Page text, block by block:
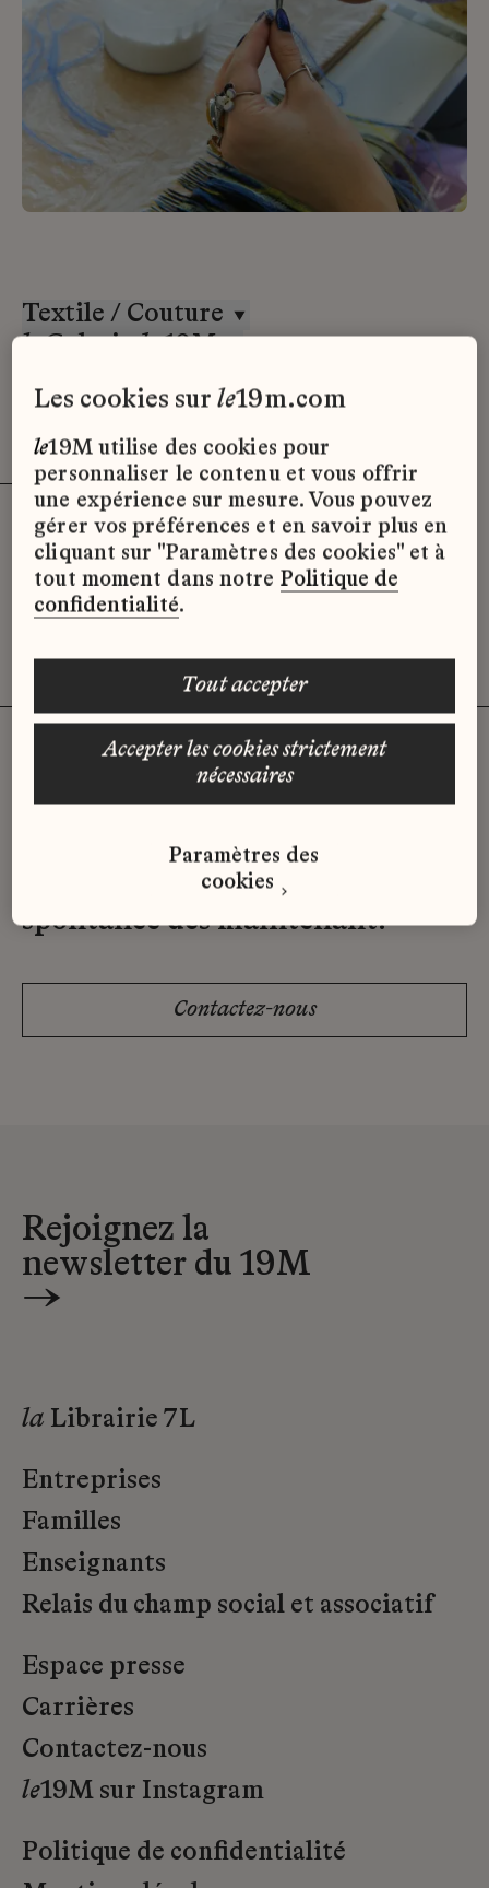
Textile / Couture
laGaleriedu19M
Désolé, il semble qu’il n’y ait pas
d’offres d’emploi disponibles pour le
moment.
Vous n'avez pas trouvé d'offre
qui correspond à votre profil ?
Envoyez-nous votre candidature
spontanée dès maintenant.
Contactez-nous
Rejoignez la
newsletter du 19M
→
la Librairie 7L
Entreprises
Familles
Enseignants
Relais du champ social et associatif
Espace presse
Carrières
Contactez-nous
le19M sur Instagram
Politique de confidentialité
les cookies surle19m.com
le19M utilise des cookies pour
personnaliser le contenu et vous offrir
une expérience sur mesure. Vous pouvez
gérer vos préférences et en savoir plus en
cliquant sur "Paramètres des cookies" et à
tout moment dans notre Politique de
confidentialité.
accepter les cookies strictement
nécessaires
tout accepter
Paramètres des
cookies